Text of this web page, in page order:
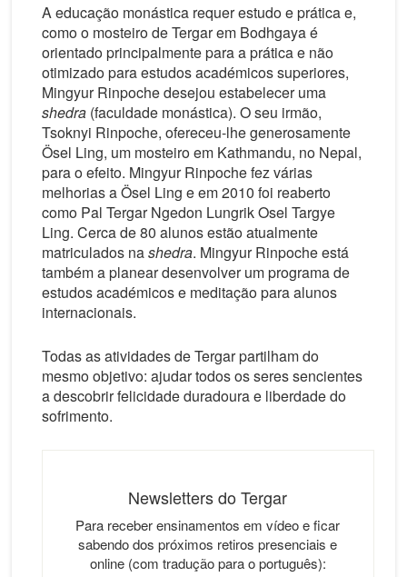
A educação monástica requer estudo e prática e,
como o mosteiro de Tergar em Bodhgaya é
orientado principalmente para a prática e não
otimizado para estudos académicos superiores,
Mingyur Rinpoche desejou estabelecer uma
shedra(faculdade monástica). O seu irmão,
Tsoknyi Rinpoche, ofereceu-lhe generosamente
Ösel Ling, um mosteiro em Kathmandu, no Nepal,
para o efeito. Mingyur Rinpoche fez várias
melhorias a Ösel Ling e em 2010 foi reaberto
como Pal Tergar Ngedon Lungrik Osel Targye
Ling. Cerca de 80 alunos estão atualmente
matriculados nashedra. Mingyur Rinpoche está
também a planear desenvolver um programa de
estudos académicos e meditação para alunos
internacionais.
Todas as atividades de Tergar partilham do
mesmo objetivo: ajudar todos os seres sencientes
a descobrir felicidade duradoura e liberdade do
sofrimento.
Newsletters do Tergar
Para receber ensinamentos em vídeo e ficar
sabendo dos próximos retiros presenciais e
online (com tradução para o português):